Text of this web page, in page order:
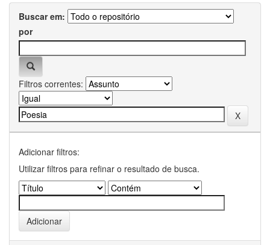
Buscar em:
por
Filtros correntes:
Adicionar filtros:
Utilizar filtros para refinar o resultado de busca.